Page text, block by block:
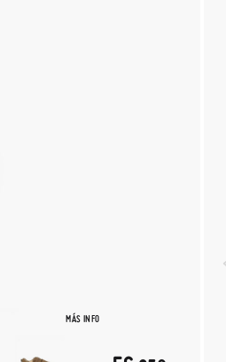
MÁS INFO